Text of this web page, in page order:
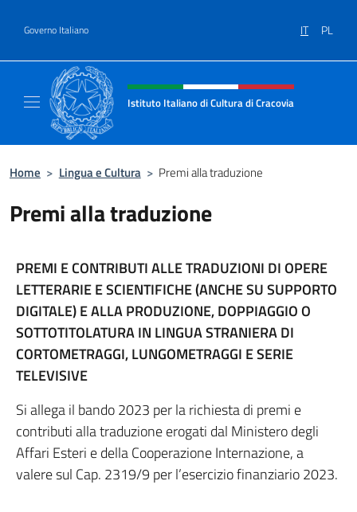
Governo Italiano IT PL
Intestazione sito, social e menù
Istituto Italiano di Cultura di Cracovia
Home > Lingua e Cultura > Premi alla traduzione
Premi alla traduzione
PREMI E CONTRIBUTI ALLE TRADUZIONI DI OPERE
LETTERARIE E SCIENTIFICHE (ANCHE SU SUPPORTO
DIGITALE) E ALLA PRODUZIONE, DOPPIAGGIO O
SOTTOTITOLATURA IN LINGUA STRANIERA DI
CORTOMETRAGGI, LUNGOMETRAGGI E SERIE
TELEVISIVE
Si allega il bando 2023 per la richiesta di premi e
contributi alla traduzione erogati dal Ministero degli
Affari Esteri e della Cooperazione Internazione, a
valere sul Cap. 2319/9 per l’esercizio finanziario 2023.